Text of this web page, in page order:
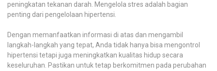
peningkatan tekanan darah. Mengelola stres adalah bagian
penting dari pengelolaan hipertensi.
Dengan memanfaatkan informasi di atas dan mengambil
langkah-langkah yang tepat, Anda tidak hanya bisa mengontrol
hipertensi tetapi juga meningkatkan kualitas hidup secara
keseluruhan. Pastikan untuk tetap berkomitmen pada perubahan